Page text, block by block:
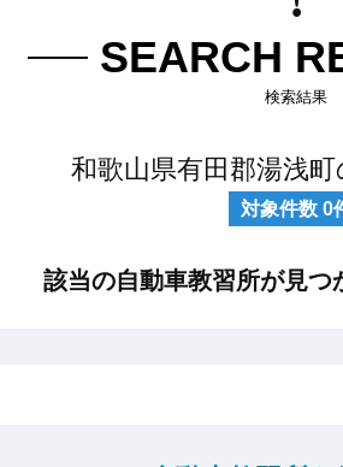
SEARCH
検索結果
和歌山県有田郡湯浅
対象件数 0
該当の自動車教習所が見つ